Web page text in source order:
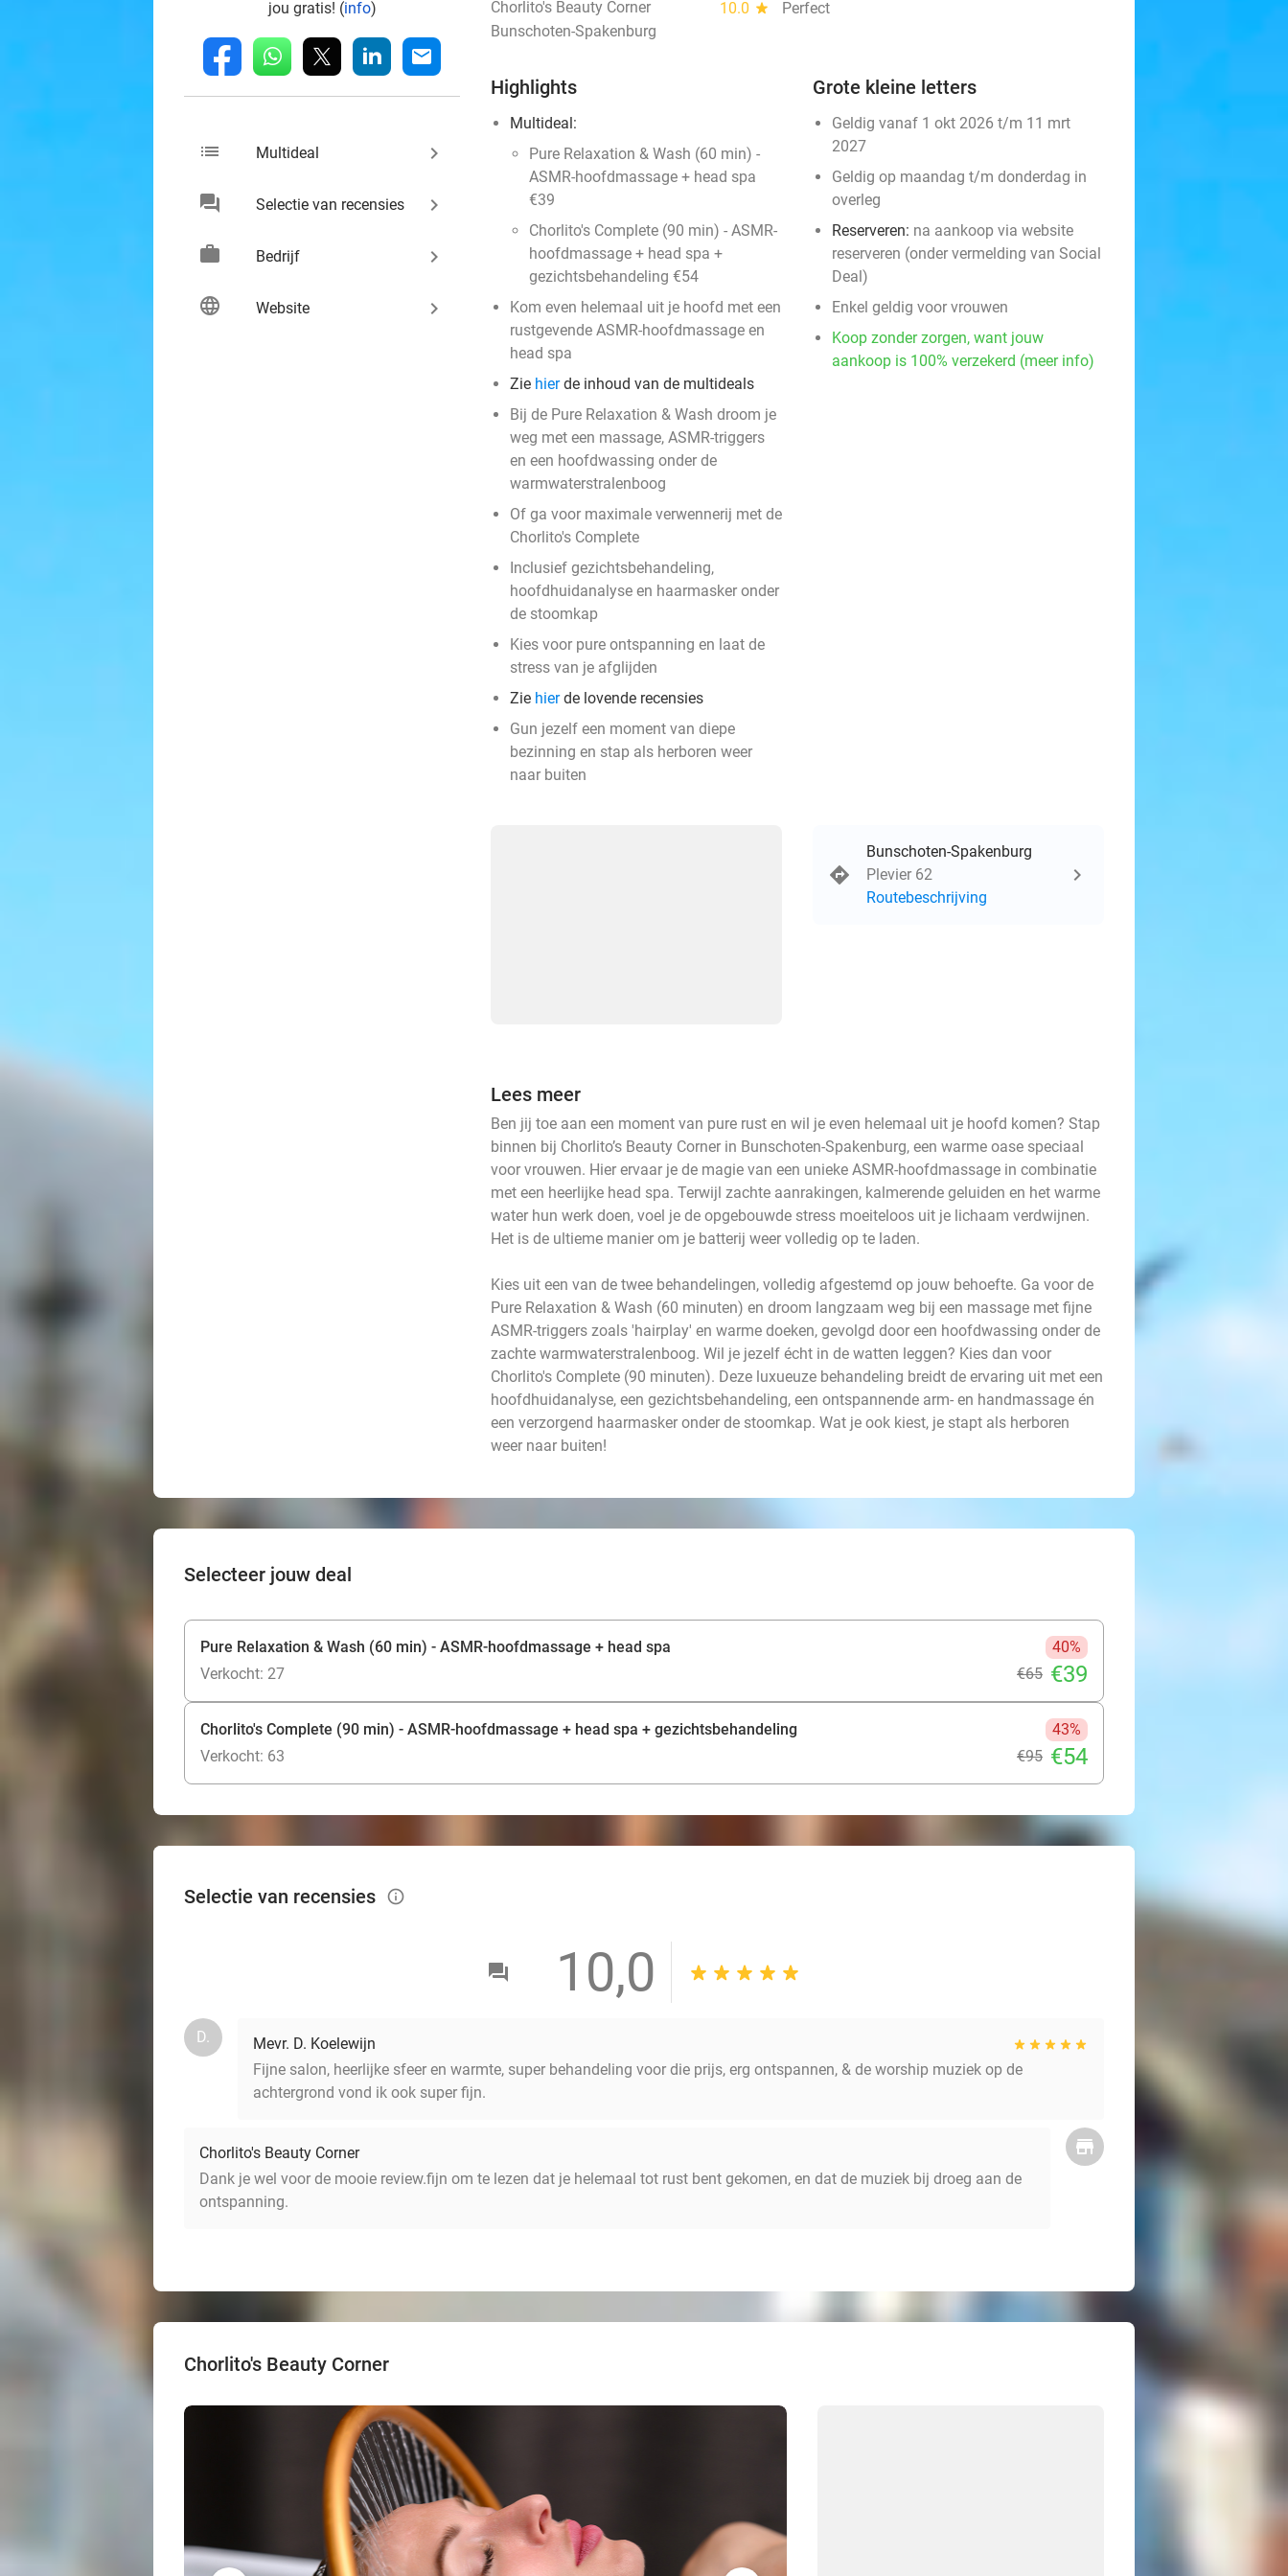
jou gratis! (info)
fb whatsapp linkedin mail
list Multideal keyboard_arrow_right
chat Selectie van recensies keyboard_arrow_right
work Bedrijf keyboard_arrow_right
language Website keyboard_arrow_right
Chorlito's Beauty Corner 10.0 star
Perfect
Bunschoten-Spakenburg
Highlights
Multideal:
Pure Relaxation & Wash (60 min) -
ASMR-hoofdmassage + head spa
€39
Chorlito's Complete (90 min) - ASMR-
hoofdmassage + head spa +
gezichtsbehandeling €54
​Kom even helemaal uit je hoofd met een
rustgevende ASMR-hoofdmassage en
head spa
Zie hierde inhoud van de multideals
Bij de Pure Relaxation & Wash droom je
weg met een massage, ASMR-triggers
en een hoofdwassing onder de
warmwaterstralenboog
Of ga voor maximale verwennerij met de
Chorlito's Complete
Inclusief gezichtsbehandeling,
hoofdhuidanalyse en haarmasker onder
de stoomkap
Kies voor pure ontspanning en laat de
stress van je afglijden
Zie hierde lovende recensies
Gun jezelf een moment van diepe
bezinning en stap als herboren weer
naar buiten
Grote kleine letters
Geldig vanaf 1 okt 2026 t/m 11 mrt
2027
Geldig op maandag t/m donderdag in
overleg
Reserveren: na aankoop via website
reserveren (onder vermelding van Social
Deal)
Enkel geldig voor vrouwen
Koop zonder zorgen, want jouw
aankoop is 100% verzekerd (meer info)
Bunschoten-Spakenburg
Plevier 62
Routebeschrijving
Lees meer
Ben jij toe aan een moment van pure rust en wil je even helemaal uit je hoofd komen? Stap
binnen bij Chorlito’s Beauty Corner in Bunschoten-Spakenburg, een warme oase speciaal
voor vrouwen. Hier ervaar je de magie van een unieke ASMR-hoofdmassage in combinatie
met een heerlijke head spa. Terwijl zachte aanrakingen, kalmerende geluiden en het warme
water hun werk doen, voel je de opgebouwde stress moeiteloos uit je lichaam verdwijnen.
Het is de ultieme manier om je batterij weer volledig op te laden.
Kies uit een van de twee behandelingen, volledig afgestemd op jouw behoefte. Ga voor de
Pure Relaxation & Wash (60 minuten) en droom langzaam weg bij een massage met fijne
ASMR-triggers zoals 'hairplay' en warme doeken, gevolgd door een hoofdwassing onder de
zachte warmwaterstralenboog. Wil je jezelf écht in de watten leggen? Kies dan voor
Chorlito's Complete (90 minuten). Deze luxueuze behandeling breidt de ervaring uit met een
hoofdhuidanalyse, een gezichtsbehandeling, een ontspannende arm- en handmassage én
een verzorgend haarmasker onder de stoomkap. Wat je ook kiest, je stapt als herboren
weer naar buiten!
Selecteer jouw deal
Pure Relaxation & Wash (60 min) - ASMR-hoofdmassage + head spa
40%
Verkocht: 27
€65 €39
Chorlito's Complete (90 min) - ASMR-hoofdmassage + head spa + gezichtsbehandeling
43%
Verkocht: 63
€95 €54
Selectie van recensies info_outlined
10,0
D.
Mevr. D. Koelewijn
Fijne salon, heerlijke sfeer en warmte, super behandeling voor die prijs, erg ontspannen, & de worship muziek op de
achtergrond vond ik ook super fijn.
Chorlito's Beauty Corner
Dank je wel voor de mooie review.fijn om te lezen dat je helemaal tot rust bent gekomen, en dat de muziek bij droeg aan de
ontspanning.
Chorlito's Beauty Corner